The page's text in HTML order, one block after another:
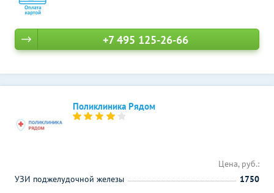
+7 495 125-26-66
Поликлиника Рядом
Цена, руб.:
УЗИ поджелудочной железы
1750